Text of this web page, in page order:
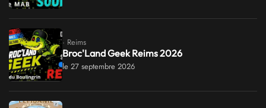
· Reims
Broc'Land Geek Reims 2026
le 27 septembre 2026